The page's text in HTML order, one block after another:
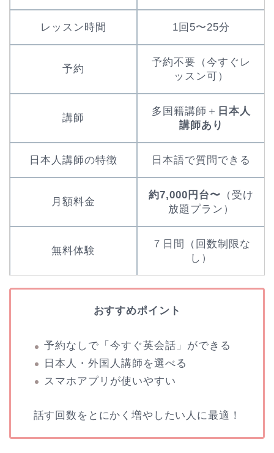
レッスン時間 1回5〜25分
予約
予約不要（今すぐレ
ッスン可）
講師
多国籍講師＋ 日本人
講師あり
日本人講師の特徴 日本語で質問できる
月額料金
約7,000円台〜 （受け
放題プラン）
無料体験
７日間（回数制限な
し）
おすすめポイント
予約なしで「今すぐ英会話」ができる
日本人・外国人講師を選べる
スマホアプリが使いやすい
話す回数をとにかく増やしたい人に最適！